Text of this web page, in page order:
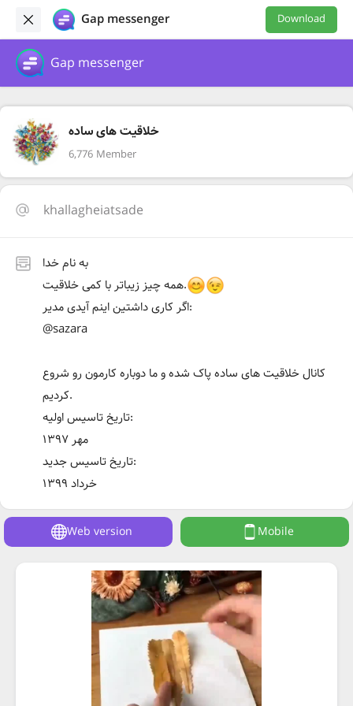
Gap messenger Download
Gap messenger
خلاقیت های ساده
6,776 Member
khallagheiatsade
به نام خدا
همه چیز زیباتر با کمی خلاقیت.
اگر کاری داشتین اینم آیدی مدیر:
@sazara
کانال خلاقیت های ساده پاک شده و ما دوباره کارمون رو شروع
کردیم.
تاریخ تاسیس اولیه:
مهر ۱۳۹۷
تاریخ تاسیس جدید:
خرداد ۱۳۹۹
Web version Mobile